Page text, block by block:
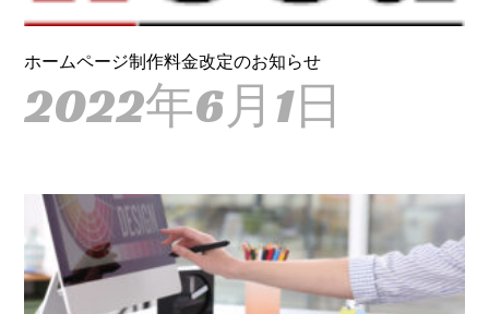
ホームページ制作料金改定のお知らせ
2022年6月1日